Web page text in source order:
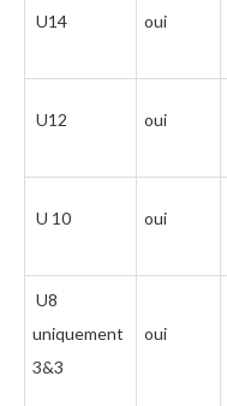
U14 oui
U12 oui
U 10 oui
U8
uniquement
3&3
oui